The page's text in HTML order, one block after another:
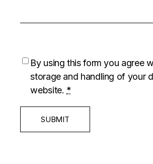
By using this form you agree
storage and handling of your
website. *
SUBMIT